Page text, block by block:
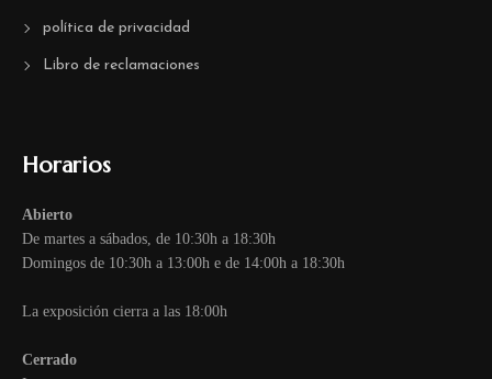
política de privacidad
Libro de reclamaciones
Horarios
Abierto
De martes a sábados, de 10:30h a 18:30h
Domingos de 10:30h a 13:00h e de 14:00h a 18:30h
La exposición cierra a las 18:00h
Cerrado